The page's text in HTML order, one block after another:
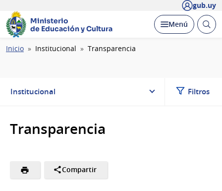
gub.uy
Ministerio
de Educación y Cultura
Desplegar
Menú Abrir
Ruta
Inicio Institucional Transparencia
Institucional Filtros
Transparencia
Compartir